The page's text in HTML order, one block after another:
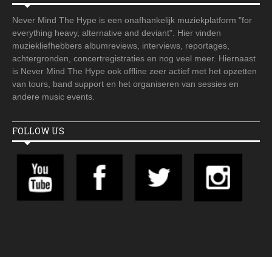
Never Mind The Hype is een onafhankelijk muziekplatform "for
everything heavy, alternative and deviant". Hier vinden
muziekliefhebbers albumreviews, interviews, reportages,
achtergronden, concertregistraties en nog veel meer. Hiernaast
is Never Mind The Hype ook offline zeer actief met het opzetten
van tours, band support en het organiseren van sessies en
andere music events.
FOLLOW US